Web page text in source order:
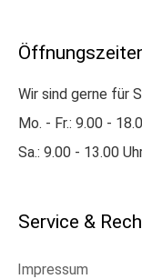
Wir sind gerne für
Mo. - Fr.: 9.00 -
Sa.: 9.00 - 13.00
Service &
Impressum